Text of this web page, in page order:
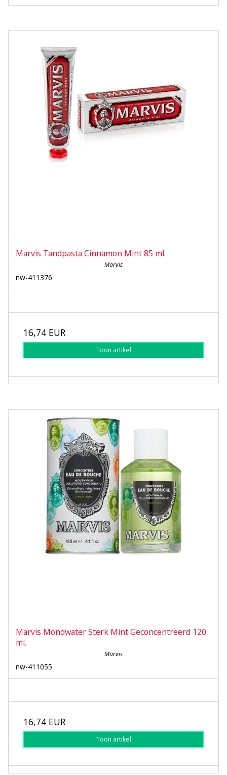
Marvis Tandpasta Cinnamon Mint 85 ml.
Marvis
nw-411376
16,74 EUR
Toon artikel
Marvis Mondwater Sterk Mint Geconcentreerd 120
ml.
Marvis
nw-411055
16,74 EUR
Toon artikel